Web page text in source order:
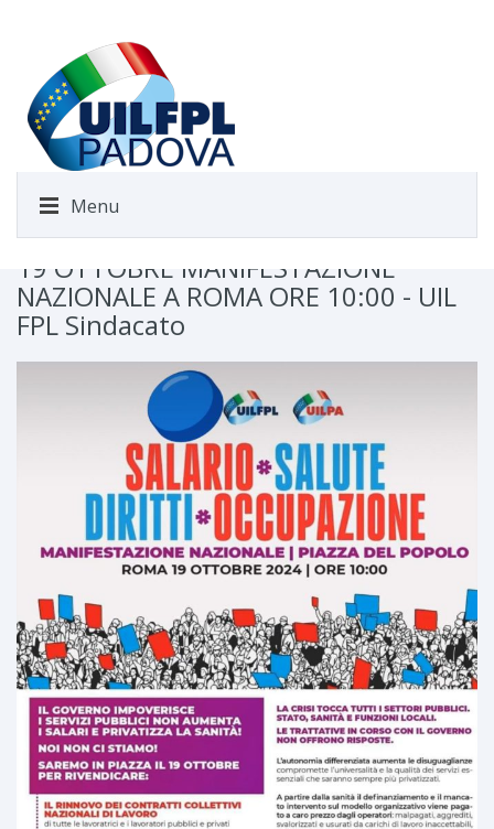
Menu
19 OTTOBRE MANIFESTAZIONE
NAZIONALE A ROMA ORE 10:00 - UIL
FPL Sindacato